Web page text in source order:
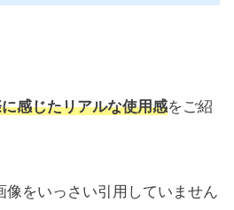
感じたリアルな使用感をご紹
像をいっさい引用していません